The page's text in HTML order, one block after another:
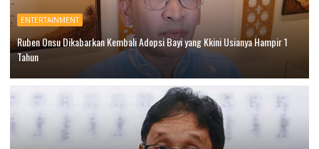
ENTERTAINMENT
Ruben Onsu Dikabarkan Kembali Adopsi Bayi yang Kkini Usianya Hampir 1
Tahun